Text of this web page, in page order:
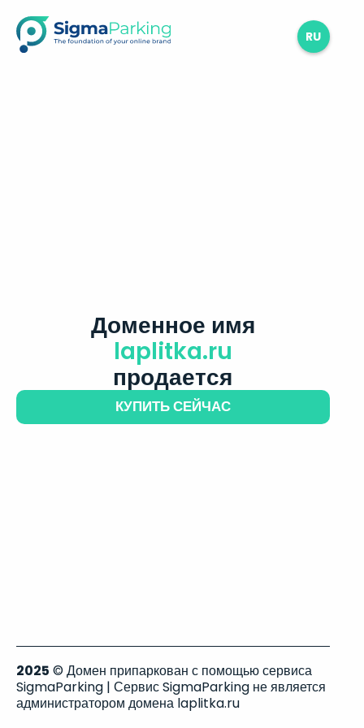
RU
Доменное имя
laplitka.ru
продается
КУПИТЬ СЕЙЧАС
2025 © Домен припаркован с помощью сервиса
SigmaParking | Сервис SigmaParking не является
администратором домена laplitka.ru